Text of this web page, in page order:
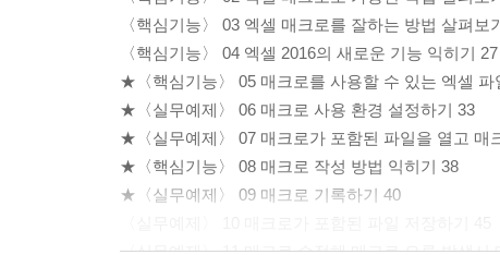
〈핵심기능〉 03 엑셀 매크로를 잘하는 방법 살펴보
〈핵심기능〉 04 엑셀 2016의 새로운 기능 익히기 27
★〈핵심기능〉 05 매크로를 사용할 수 있는 엑셀 파
★〈실무예제〉 06 매크로 사용 환경 설정하기 33
★〈실무예제〉 07 매크로가 포함된 파일을 열고 매
★〈핵심기능〉 08 매크로 작성 방법 익히기 38
★〈실무예제〉 09 매크로 기록하기 40
〈실무예제〉 11 매크로 수정해 매크로 오류 발생시